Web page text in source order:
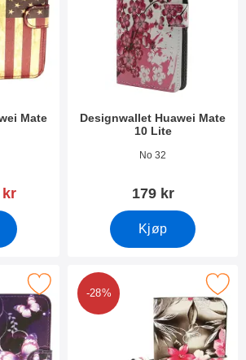
Mate
kr
Designwallet Huawei Mate
10 Lite
Varenummer 25273
No 32
179 kr
Kjøp
Mate 10 Lite som favoritt
-28%
Merk designwallet Huawei